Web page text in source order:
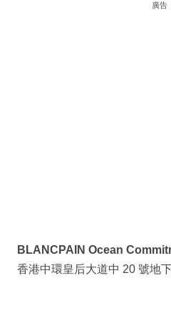
廣告
BLANCPAIN Ocean
香港中環皇后大道中 20 號地